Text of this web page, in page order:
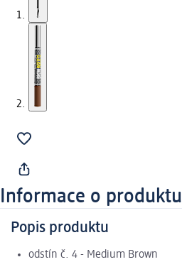
Informace o produktu
Popis produktu
odstín č. 4 - Medium Brown